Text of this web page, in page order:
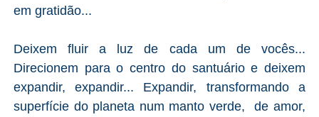
em gratidão...
Deixem fluir a luz de cada um de vocês...
Direcionem para o centro do santuário e deixem
expandir, expandir... Expandir, transformando a
superfície do planeta num manto verde, de amor,